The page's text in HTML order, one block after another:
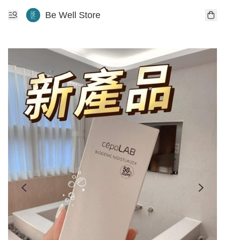
Be Well Store